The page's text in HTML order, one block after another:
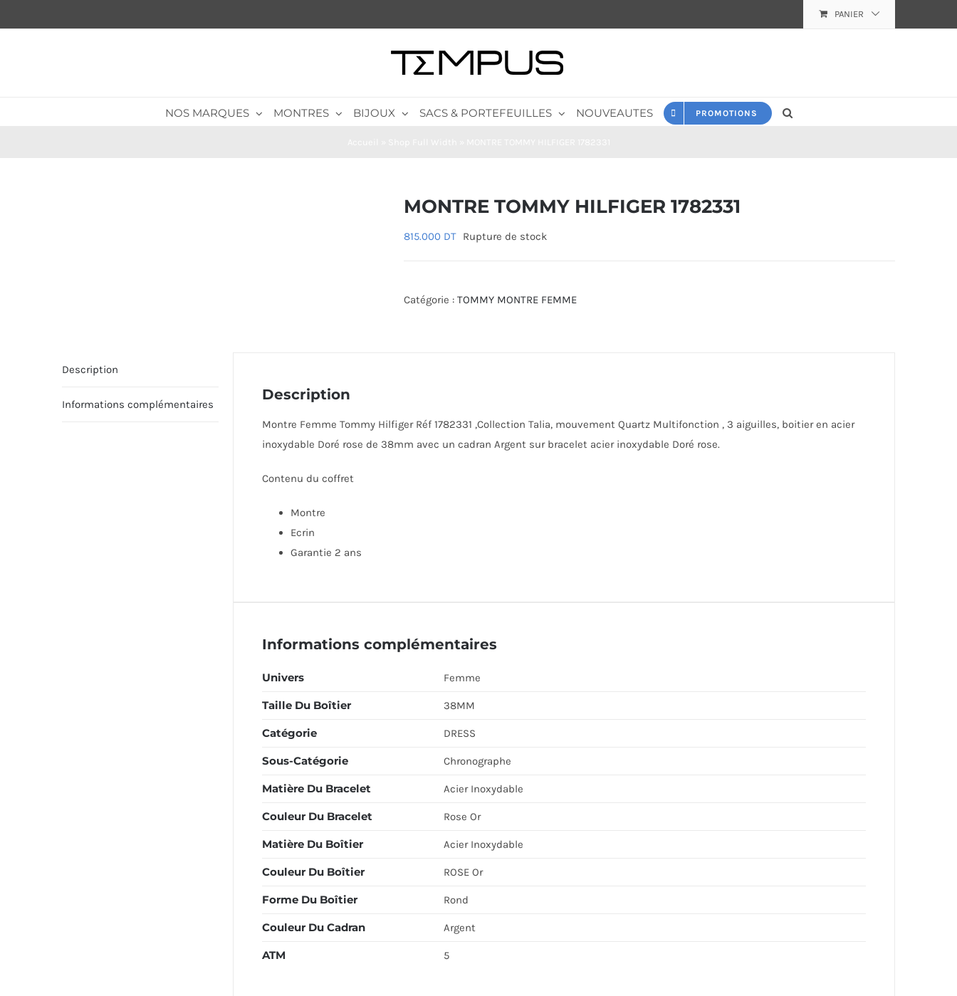
au
PANIER
NOS MARQUES MONTRES BIJOUX SACS & PORTEFEUILLES NOUVEAUTES PROMOTIONS
MONTRE TOMMY HILFIGER 1782331
815.000 DT Rupture de stock
Catégorie : TOMMY MONTRE FEMME
Description
Informations complémentaires
Description
Montre Femme Tommy Hilfiger Réf 1782331 ,Collection Talia, mouvement Quartz Multifonction , 3 aiguilles, boitier en acier
inoxydable Doré rose de 38mm avec un cadran Argent sur bracelet acier inoxydable Doré rose.
Contenu du coffret
Montre
Ecrin
Garantie 2 ans
Informations complémentaires
Univers Femme
Taille Du Boîtier 38MM
Catégorie DRESS
Sous-Catégorie Chronographe
Matière Du Bracelet Acier Inoxydable
Couleur Du Bracelet Rose Or
Matière Du Boîtier Acier Inoxydable
Couleur Du Boîtier ROSE Or
Forme Du Boîtier Rond
Couleur Du Cadran Argent
ATM 5